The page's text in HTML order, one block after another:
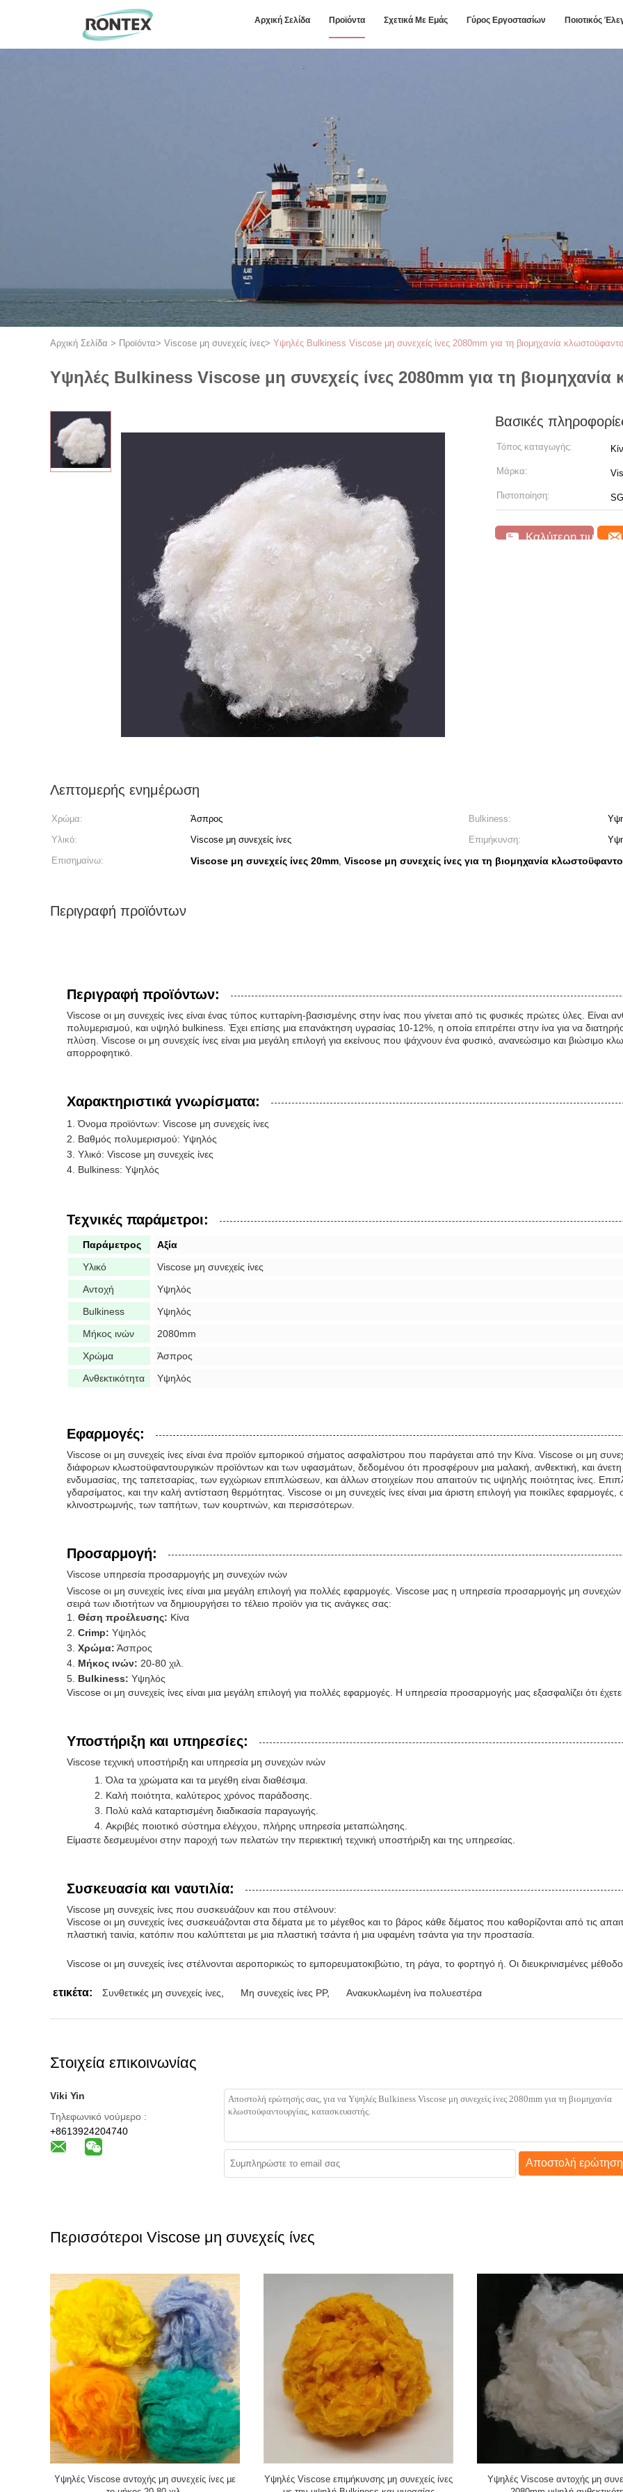
Αρχική Σελίδα Προϊόντα Σχετικά Με Εμάς Γύρος Εργοστασίων Ποιοτικός
Αρχική Σελίδα > Προϊόντα> Viscose μη συνεχείς ίνες> Υψηλές Bulkiness Viscose μη συνεχείς ίνες 2080mm για τη βιομηχανία
Υψηλές Bulkiness Viscose μη συνεχείς ίνες 2080mm για τη βιομηχανία
Βασικές
Τόπος καταγωγής:
Μάρκα:
Πιστοποίηση:
Καλύτερη τιμή
Λεπτομερής ενημέρωση
Χρώμα: Άσπρος Bulkiness:
Υλικό:
Viscose μη συνεχείς ίνες Επιμήκυνση:
Επισημαίνω:
Viscose μη συνεχείς ίνες 20mm, Viscose μη συνεχείς ίνες για τη βιομηχανία
Περιγραφή προϊόντων
Περιγραφή προϊόντων:
Viscose οι μη συνεχείς ίνες είναι ένας τύπος κυτταρίνη-βασισμένης στην ίνας που γίνεται από τις φυσικές πρώτες ύλες. Είναι
πολυμερισμού, και υψηλό bulkiness. Έχει επίσης μια επανάκτηση υγρασίας 10-12%, η οποία επιτρέπει στην ίνα για να
πλύση. Viscose οι μη συνεχείς ίνες είναι μια μεγάλη επιλογή για εκείνους που ψάχνουν ένα φυσικό, ανανεώσιμο και βιώσιμο
απορροφητικό.
Χαρακτηριστικά γνωρίσματα:
Όνομα προϊόντων: Viscose μη συνεχείς ίνες
Βαθμός πολυμερισμού: Υψηλός
Υλικό: Viscose μη συνεχείς ίνες
Bulkiness: Υψηλός
Τεχνικές παράμετροι:
Παράμετρος
Αξία
Υλικό
Viscose μη συνεχείς ίνες
Αντοχή
Υψηλός
Bulkiness
Υψηλός
Μήκος ινών
2080mm
Χρώμα
Άσπρος
Ανθεκτικότητα
Υψηλός
Εφαρμογές:
Viscose οι μη συνεχείς ίνες είναι ένα προϊόν εμπορικού σήματος ασφαλίστρου που παράγεται από την Κίνα. Viscose οι μη
διάφορων κλωστοϋφαντουργικών προϊόντων και των υφασμάτων, δεδομένου ότι προσφέρουν μια μαλακή, ανθεκτική, και άνετη
ενδυμασίας, της ταπετσαρίας, των εγχώριων επιπλώσεων, και άλλων στοιχείων που απαιτούν τις υψηλής ποιότητας ίνες.
γδαρσίματος, και την καλή αντίσταση θερμότητας. Viscose οι μη συνεχείς ίνες είναι μια άριστη επιλογή για ποικίλες
κλινοστρωμνής, των ταπήτων, των κουρτινών, και περισσότερων.
Προσαρμογή:
Viscose υπηρεσία προσαρμογής μη συνεχών ινών
Viscose οι μη συνεχείς ίνες είναι μια μεγάλη επιλογή για πολλές εφαρμογές. Viscose μας η υπηρεσία προσαρμογής μη
σειρά των ιδιοτήτων να δημιουργήσει το τέλειο προϊόν για τις ανάγκες σας:
Θέση προέλευσης: Κίνα
Crimp: Υψηλός
Χρώμα: Άσπρος
Μήκος ινών: 20-80 χιλ.
Bulkiness: Υψηλός
Viscose οι μη συνεχείς ίνες είναι μια μεγάλη επιλογή για πολλές εφαρμογές. Η υπηρεσία προσαρμογής μας εξασφαλίζει ότι έχετε
Υποστήριξη και υπηρεσίες:
Viscose τεχνική υποστήριξη και υπηρεσία μη συνεχών ινών
Όλα τα χρώματα και τα μεγέθη είναι διαθέσιμα.
Καλή ποιότητα, καλύτερος χρόνος παράδοσης.
Πολύ καλά καταρτισμένη διαδικασία παραγωγής.
Ακριβές ποιοτικό σύστημα ελέγχου, πλήρης υπηρεσία μεταπώλησης.
Είμαστε δεσμευμένοι στην παροχή των πελατών την περιεκτική τεχνική υποστήριξη και της υπηρεσίας.
Συσκευασία και ναυτιλία:
Viscose μη συνεχείς ίνες που συσκευάζουν και που στέλνουν:
Viscose οι μη συνεχείς ίνες συσκευάζονται στα δέματα με το μέγεθος και το βάρος κάθε δέματος που καθορίζονται από τις
πλαστική ταινία, κατόπιν που καλύπτεται με μια πλαστική τσάντα ή μια υφαμένη τσάντα για την προστασία.
Viscose οι μη συνεχείς ίνες στέλνονται αεροπορικώς το εμπορευματοκιβώτιο, τη ράγα, το φορτηγό ή. Οι διευκρινισμένες
ετικέτα: Συνθετικές μη συνεχείς ίνες Μη συνεχείς ίνες PP, Ανακυκλωμένη ίνα πολυεστέρα
Στοιχεία επικοινωνίας
Viki Yin
Τηλεφωνικό νούμερο :
+8613924204740
Αποστολή
Περισσότεροι Viscose μη συνεχείς ίνες
Υψηλές Viscose αντοχής μη συνεχείς ίνες με
Υψηλές Viscose επιμήκυνσης μη συνεχείς ίνες
Υψηλές Viscose αντοχής μη